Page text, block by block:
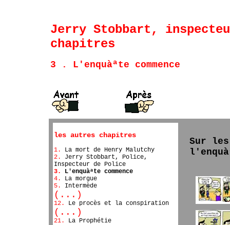
Jerry Stobbart,
chapitres
3 . L'enquàªte commence
les autres chapitres
1. La mort de Henry Malutchy
2. Jerry Stobbart, Police,
Inspecteur de Police
3. L'enquàªte commence
4. La morgue
5. Intermède
(...)
12. Le procès et la conspiration
(...)
21. La Prophétie
Sur les